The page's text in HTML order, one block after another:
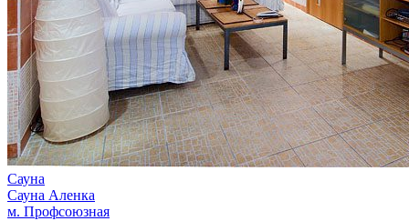
Сауна
Сауна Аленка
м. Профсоюзная